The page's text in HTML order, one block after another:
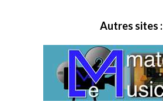
Autres sites :